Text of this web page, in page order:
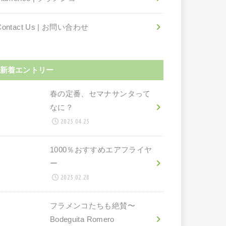
Us | お問い合わせ
新着エントリー
春の定番、セマナサンタって
なに？
2025.04.25
1000％おすすめエアフライヤ
ー
2025.02.28
フラメンコたちも絶賛〜
Bodeguita Romero